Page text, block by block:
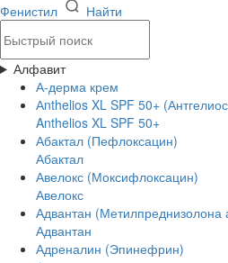
Фенистил Найти
Алфавит
А-дерма крем
Аnthelios XL SPF 50+
Anthelios XL SPF 50+
Абактал (Пефлоксацин)
Абактал
Авелокс (Моксифлоксацин)
Авелокс
Адвантан (Метилпреднизолона
Адвантан
Адреналин (Эпинефрин)